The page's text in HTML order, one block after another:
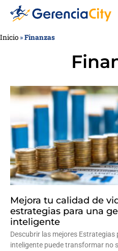
Inicio »Finanzas
Mejora tu calidad de
estrategias para una
inteligente
Descubrir las mejores
inteligente puede transformar no